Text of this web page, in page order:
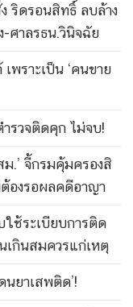
ริดรอนสิทธิ์ ลบล้าง
-ศาลรธน.วินิจฉัย
พราะเป็น ‘คนขาย
ำรวจติดคุก ไม่จบ!
.’ จี้กรมคุ้มครองสิ
ต้องรอผลคดีอาญา
ช้ระเบียบการติด
เกินสมควรแก่เหตุ
นยาเสพติด’!